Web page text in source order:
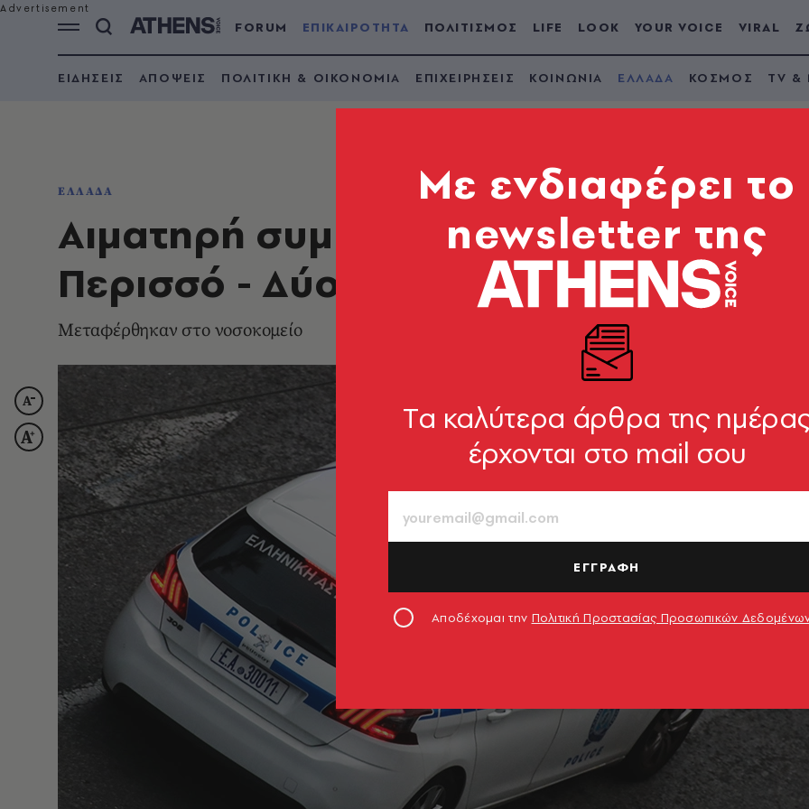
FORUM ΕΠΙΚΑΙΡΟΤΗΤΑ ΠΟΛΙΤΙΣΜΟΣ LIFE LOOK YOUR VOICE VIRAL
ΕΙΔΗΣΕΙΣ ΑΠΟΨΕΙΣ ΠΟΛΙΤΙΚΗ & ΟΙΚΟΝΟΜΙΑ ΕΠΙΧΕΙΡΗΣΕΙΣ ΚΟΙΝΩΝΙΑ ΕΛΛΑΔΑ ΚΟΣΜΟΣ TV &
ΕΛΛΑΔΑ
Αιματηρή συμπλοκή ανηλίκων στον
Περισσό - Δύο τραυματίες
Μεταφέρθηκαν στο νοσοκομείο
Mε ενδιαφέρει το
newsletter της
Tα καλύτερα άρθρα της
έρχονται στο mail σου
ΕΓΓΡΑΦΗ
Αποδέχομαι την Πολιτική Προστασίας Προσωπικών